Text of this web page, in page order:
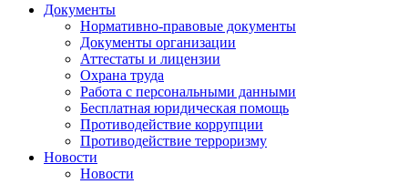
Документы
Нормативно-правовые документы
Документы организации
Аттестаты и лицензии
Охрана труда
Работа с персональными данными
Бесплатная юридическая помощь
Противодействие коррупции
Противодействие терроризму
Новости
Новости